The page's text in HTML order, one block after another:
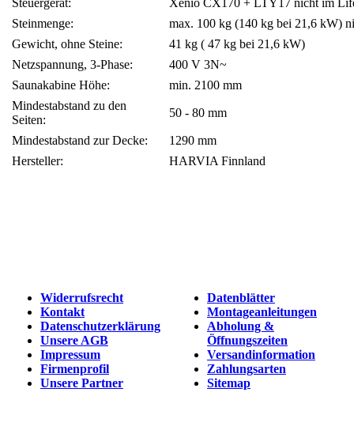
Steinmenge:
max. 100 kg (140 kg bei 21,6 kW)
Gewicht, ohne Steine:
41 kg ( 47 kg bei 21,6 kW)
Netzspannung, 3-Phase:
400 V 3N~
Saunakabine Höhe:
min. 2100 mm
Mindestabstand zu den
Seiten:
50 - 80 mm
Mindestabstand zur Decke:
1290 mm
Hersteller:
HARVIA Finnland
Widerrufsrecht
Kontakt
Datenschutzerklärung
Unsere AGB
Impressum
Firmenprofil
Unsere Partner
Datenblätter
Montageanleitungen
Abholung &
Öffnungszeiten
Versandinformation
Zahlungsarten
Sitemap